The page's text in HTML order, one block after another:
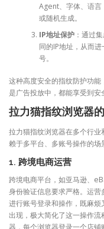
Agent、字体、语言
或随机生成。
IP地址保护：通过
同的IP地址，从而
号。
这种高度安全的指纹防护功
是广告投放中，都能享受到安
拉力猫指纹浏览器
拉力猫指纹浏览器在多个行
赖于多平台、多账号操作的场
1. 跨境电商运营
跨境电商平台，如亚马逊、
身份验证信息要求严格。运
进行账号登录和操作，既麻
出现，极大简化了这一操作
器，每个浏览器登录一个店